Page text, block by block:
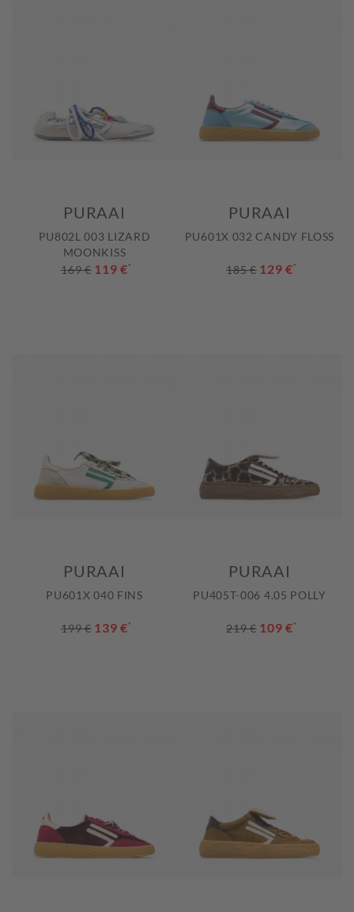
PURAAI
PU802L 003 LIZARD
MOONKISS
169 € 119 €*
PURAAI
PU601X 032 CANDY FLOSS
185 € 129 €*
PURAAI
PU601X 040 FINS
199 € 139 €*
PURAAI
PU405T-006 4.05 POLLY
219 € 109 €*